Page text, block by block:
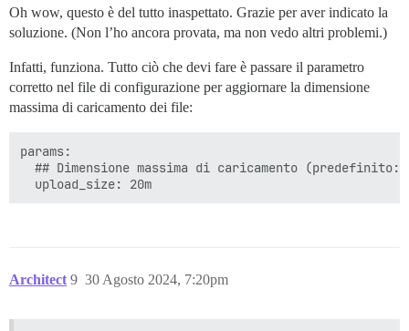
Oh wow, questo è del tutto inaspettato. Grazie per aver indicato la
soluzione. (Non l’ho ancora provata, ma non vedo altri problemi.)
Infatti, funziona. Tutto ciò che devi fare è passare il parametro
corretto nel file di configurazione per aggiornare la dimensione
massima di caricamento dei file:
params:
## Dimensione massima di caricamento (predefinito:
Architect 30 Agosto 2024, 7:20pm
9